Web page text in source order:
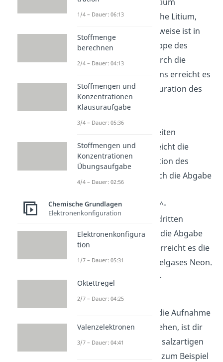
(@Synchro: Aussprache Litium,
nicht Lizium) beispielweise ist in
der ersten Hauptgruppe des
Periodensystems. Durch die
Abgabe eines Elektrons erreicht es
die Elektronenkonfiguration des
Edelgases Helium.
Li →Li^++e^-
Calcium ist in der zweiten
Hauptgruppe. Es erreicht die
Elektronenkonfiguration des
Edelgases Argon durch die Abgabe
Ca →Ca^(2+)+〖2 e〗^-
Aluminium ist in der dritten
Hauptgruppe. Durch die Abgabe
von drei Elektronen erreicht es die
Konfiguration des Edelgases Neon.
Al →Al^(3+)+〖3 e〗^-
Anionen
Dass Anionen durch die Aufnahme
von Elektronen entstehen, ist dir
nun auch bekannt. In salzartigen
Verbindungen treten zum Beispiel
1/4 – Dauer: 06:13
Stoffmenge
berechnen
2/4 – Dauer: 04:13
Stoffmengen und
Konzentrationen
Klausuraufgabe
3/4 – Dauer: 05:36
Stoffmengen und
Konzentrationen
Übungsaufgabe
4/4 – Dauer: 02:56
Chemische Grundlagen
Elektronenkonfiguration
Elektronenkonfigura
tion
1/7 – Dauer: 05:31
Oktettregel
2/7 – Dauer: 04:25
Valenzelektronen
3/7 – Dauer: 04:41